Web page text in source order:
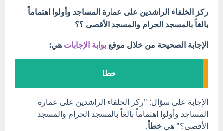
ركز الخلفاء الراشدين على عمارة المساجد وأولوا اهتماماً
بالغاً بالمسجد الحرام والمسجد الأقصى ؟؟
الإجابة الصحيحة من خلال موقع بوابة الإجابات هي:
خطا
الإجابة على سؤال: "ركز الخلفاء الراشدين على عمارة
المساجد وأولوا اهتماماً بالغاً بالمسجد الحرام والمسجد
الأقصى؟" هي خطأ